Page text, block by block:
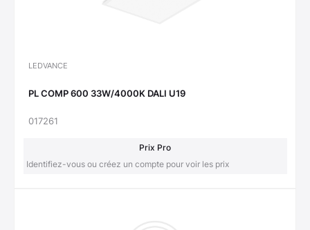
LEDVANCE
PL COMP 600 33W/4000K DALI U19
017261
Prix Pro
Identifiez-vous ou créez un compte pour voir les prix